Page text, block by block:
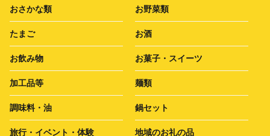
おさかな類 お野菜類
たまご お酒
お飲み物 お菓子・スイーツ
加工品等 麺類
調味料・油 鍋セット
旅行・イベント・体験 地域のお礼の品